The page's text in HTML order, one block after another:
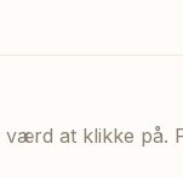
at klikke